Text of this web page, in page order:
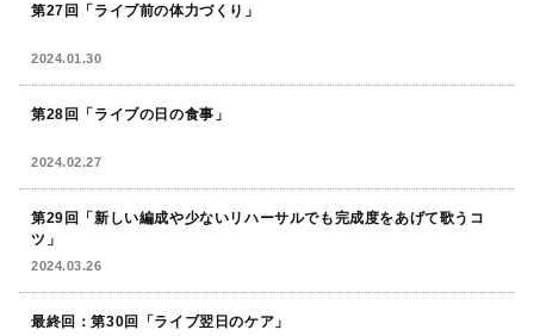
第27回「ライブ前の体力づくり」
2024.01.30
第28回「ライブの日の食事」
2024.02.27
第29回「新しい編成や少ないリハーサルでも完成度をあげて歌うコ
ツ」
2024.03.26
最終回：第30回「ライブ翌日のケア」